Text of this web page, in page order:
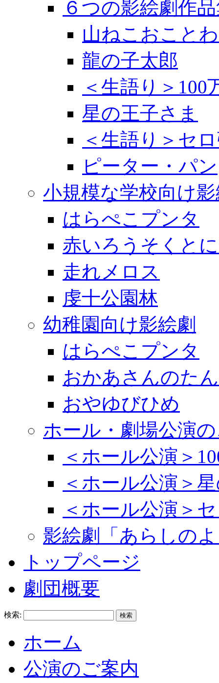
６つの影絵劇作
山ねこおこと
龍の子太郎
＜生語り＞100
星の王子さま
＜生語り＞セ
ピーター・パン
小規模な学校向け
はらぺこプンタ
赤いろうそくと
走れメロス
虔十公園林
幼稚園向け影絵劇
はらぺこプンタ
おかあさんのた
おやゆびひめ
ホール・劇場公演
＜ホール公演＞
＜ホール公演＞
＜ホール公演＞
影絵劇「あらしの
トップページ
劇団概要
検索:
ホーム
公演のご案内